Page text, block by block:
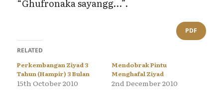
“Ghufronaka sayangg…”.
PDF
RELATED
Perkembangan Ziyad 3
Tahun (Hampir) 3 Bulan
15th October 2010
Mendobrak Pintu
Menghafal Ziyad
2nd December 2010